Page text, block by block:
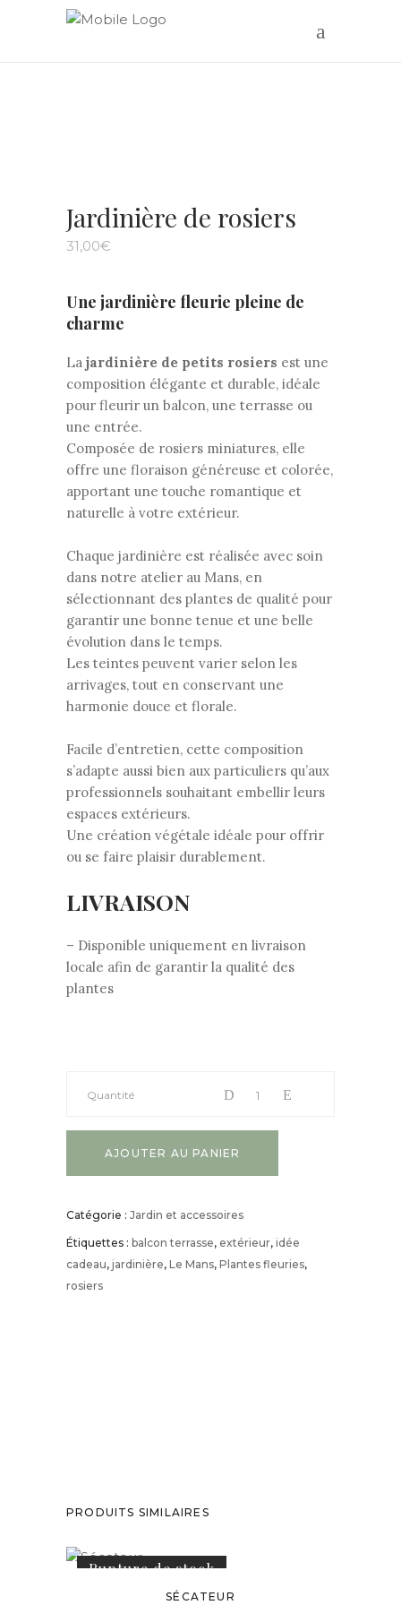
Jardinière de rosiers
31,00€
Une jardinière fleurie pleine de
charme
La jardinière de petits rosiers est une
composition élégante et durable, idéale
pour fleurir un balcon, une terrasse ou
une entrée.
Composée de rosiers miniatures, elle
offre une floraison généreuse et colorée,
apportant une touche romantique et
naturelle à votre extérieur.
Chaque jardinière est réalisée avec soin
dans notre atelier au Mans, en
sélectionnant des plantes de qualité pour
garantir une bonne tenue et une belle
évolution dans le temps.
Les teintes peuvent varier selon les
arrivages, tout en conservant une
harmonie douce et florale.
Facile d’entretien, cette composition
s’adapte aussi bien aux particuliers qu’aux
professionnels souhaitant embellir leurs
espaces extérieurs.
Une création végétale idéale pour offrir
ou se faire plaisir durablement.
LIVRAISON
– Disponible uniquement en livraison
locale afin de garantir la qualité des
plantes
Quantité
AJOUTER AU PANIER
Catégorie : Jardin et accessoires
Étiquettes : balcon terrasse, extérieur, idée
cadeau, jardinière, Le Mans, Plantes fleuries,
rosiers
PRODUITS SIMILAIRES
Rupture de stock
SÉCATEUR